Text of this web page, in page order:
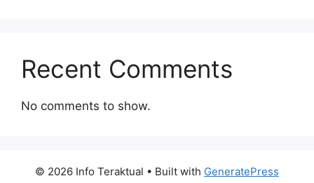
Recent Comments
No comments to show.
© 2026 Info Teraktual • Built with GeneratePress